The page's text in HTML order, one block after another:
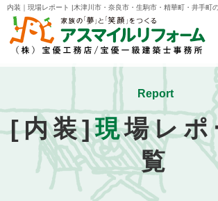
内装｜現場レポート |木津川市・奈良市・生駒市・精華町・井手町
務店アスマイルリフォーム
Report
[内装]現場レポ
覧